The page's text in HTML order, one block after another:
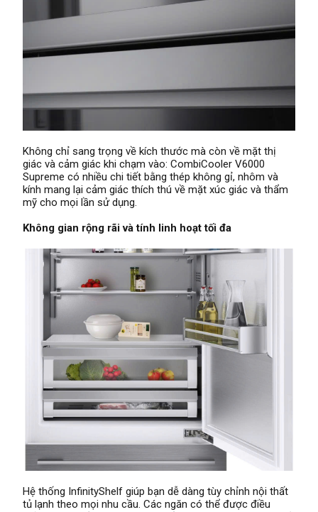
Không chỉ sang trọng về kích thước mà còn về mặt thị
giác và cảm giác khi chạm vào: CombiCooler V6000
Supreme có nhiều chi tiết bằng thép không gỉ, nhôm và
kính mang lại cảm giác thích thú về mặt xúc giác và thẩm
mỹ cho mọi lần sử dụng.
Không gian rộng rãi và tính linh hoạt tối đa
Hệ thống InfinityShelf giúp bạn dễ dàng tùy chỉnh nội thất
tủ lạnh theo mọi nhu cầu. Các ngăn có thể được điều